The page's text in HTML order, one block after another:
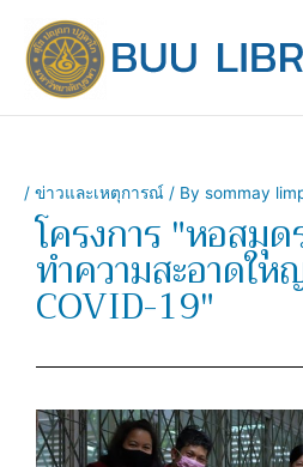
content
/ ข่าวและเหตุการณ์ / By sommay
โครงการ "หอสมุด
ทำความสะอาดใ
COVID-19"